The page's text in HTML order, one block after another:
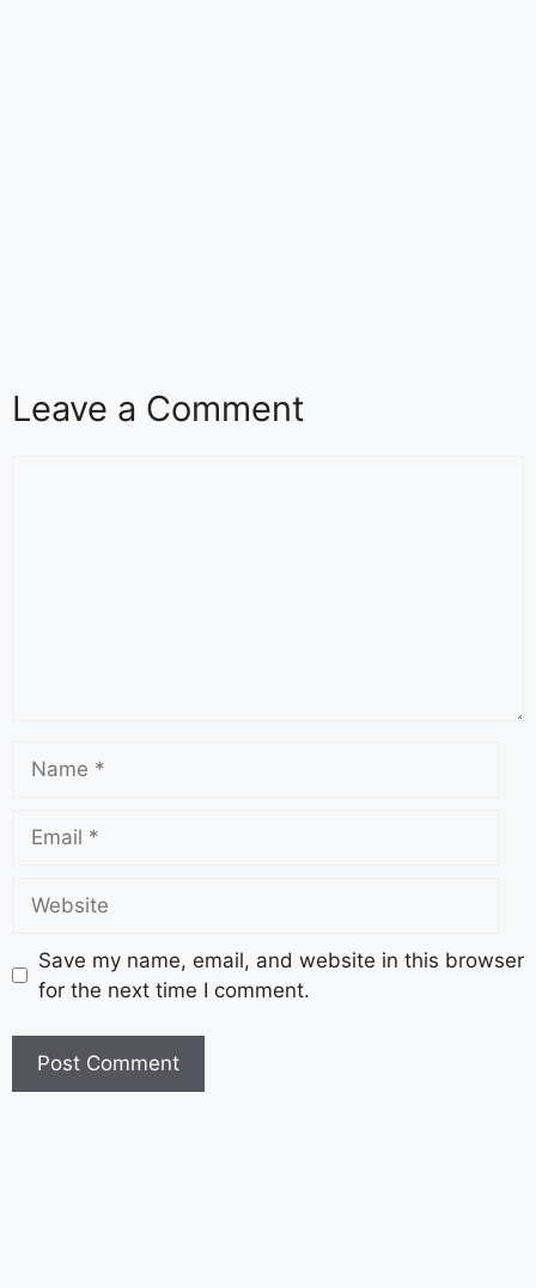
Leave a Comment
Save my name, email, and website in this browser
for the next time I comment.